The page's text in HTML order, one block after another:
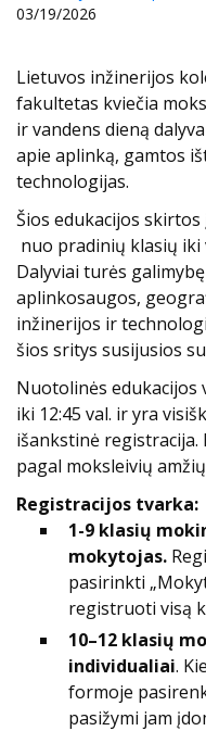
03/19/2026
Lietuvos inžinerijos
fakultetas kviečia
ir vandens dieną
apie aplinką, gamtos
technologijas.
Šios edukacijos
nuo pradinių klasių
Dalyviai turės
aplinkosaugos,
inžinerijos ir
šios sritys susijusios
Nuotolinės edukacijos
iki 12:45 val. ir yra
išankstinė registracija.
pagal moksleivių
Registracijos tvarka:
1-9 klasių
mokytojas.
pasirinkti
registruoti visą
10–12 klasių
individualiai.
formoje
pasižymi jam